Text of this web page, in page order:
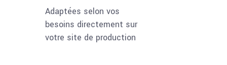
Adaptées selon vos
besoins directement sur
votre site de production